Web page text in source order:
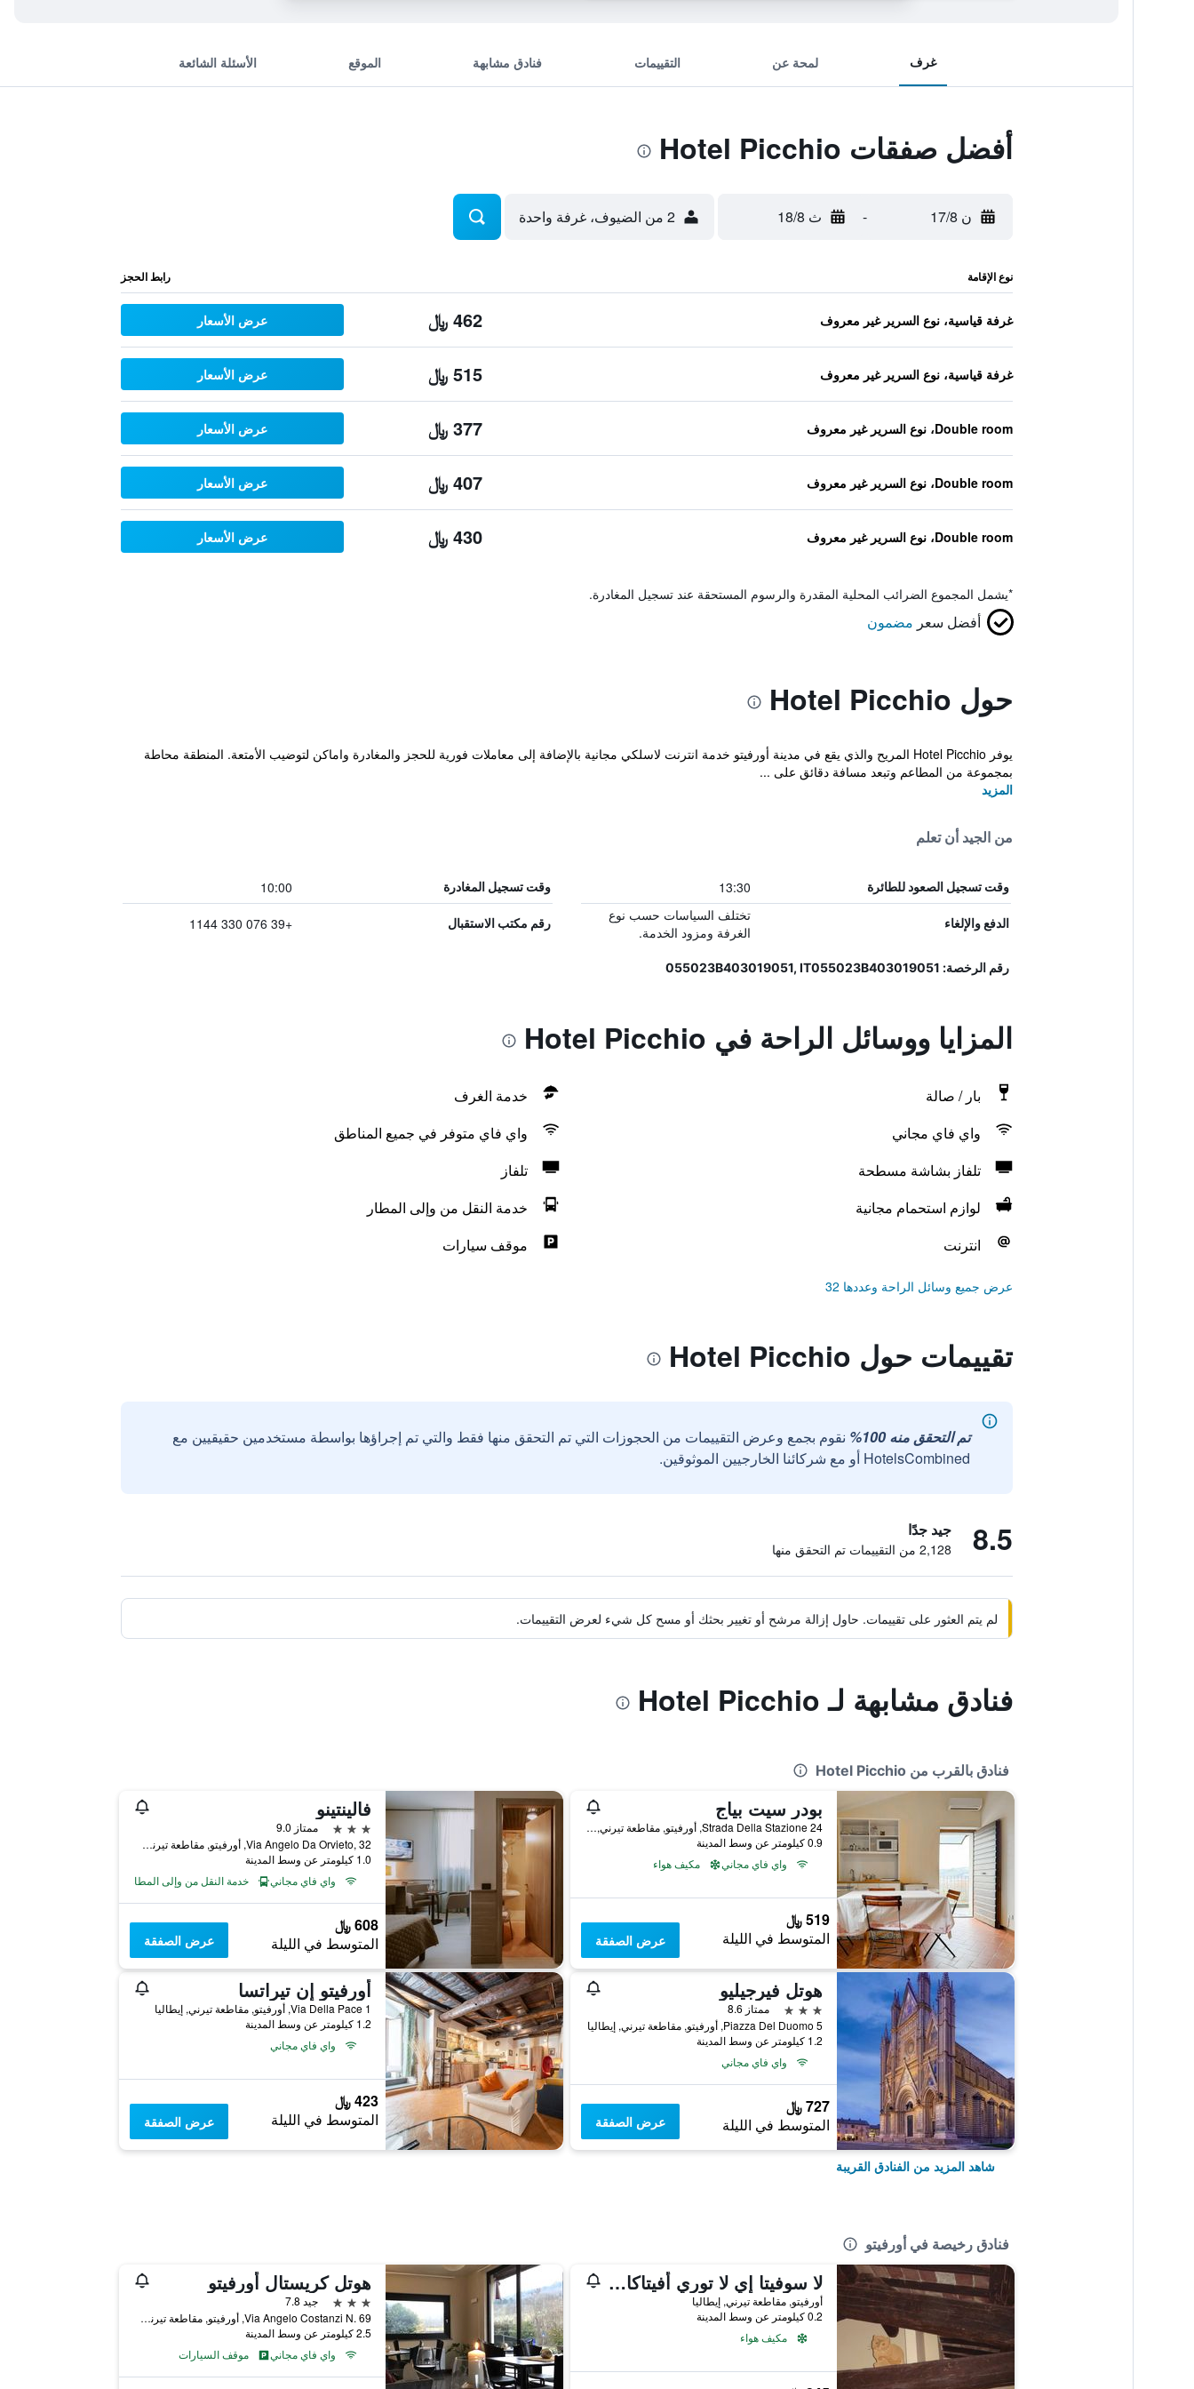
غرف لمحة عن التقييمات فنادق مشابهة الموقع الأسئلة الشائعة
أفضل صفقات Hotel Picchio
ن 17/8 - ث 18/8 2 من الضيوف، غرفة واحدة
نوع الإقامة رابط الحجز
غرفة قياسية، نوع السرير غير معروف 462 ﷼ عرض الأسعار
غرفة قياسية، نوع السرير غير معروف 515 ﷼ عرض الأسعار
Double room، نوع السرير غير معروف 377 ﷼ عرض الأسعار
Double room، نوع السرير غير معروف 407 ﷼ عرض الأسعار
Double room، نوع السرير غير معروف 430 ﷼ عرض الأسعار
*يشمل المجموع الضرائب المحلية المقدرة والرسوم المستحقة عند تسجيل المغادرة.
أفضل سعر مضمون
حول Hotel Picchio
يوفر Hotel Picchio المريح والذي يقع في مدينة أورفيتو خدمة انترنت لاسلكي مجانية بالإضافة إلى معاملات فورية للحجز والمغادرة واماكن لتوضيب الأمتعة. المنطقة محاطة
بمجموعة من المطاعم وتبعد مسافة دقائق على ...
المزيد
من الجيد أن تعلم
وقت تسجيل الصعود للطائرة 13:30 وقت تسجيل المغادرة 10:00
الدفع والإلغاء
تختلف السياسات حسب نوع
الغرفة ومزود الخدمة.
رقم مكتب الاستقبال +39 076 330 1144
رقم الرخصة: 055023B403019051, IT055023B403019051
المزايا ووسائل الراحة في Hotel Picchio
بار / صالة
خدمة الغرف
واي فاي مجاني
واي فاي متوفر في جميع المناطق
تلفاز بشاشة مسطحة
تلفاز
لوازم استحمام مجانية
خدمة النقل من وإلى المطار
انترنت
موقف سيارات
عرض جميع وسائل الراحة وعددها 32
تقييمات حول Hotel Picchio
تم التحقق منه 100%
نقوم بجمع وعرض التقييمات من الحجوزات التي تم التحقق منها فقط والتي تم إجراؤها بواسطة مستخدمين حقيقيين مع
HotelsCombined أو مع شركائنا الخارجيين الموثوقين.
8.5 جيد جدًا
2,128 من التقييمات تم التحقق منها
لم يتم العثور على تقييمات. حاول إزالة مرشح أو تغيير بحثك أو مسح كل شيء لعرض التقييمات.
فنادق مشابهة لـ Hotel Picchio
فنادق بالقرب من Hotel Picchio
بودر سيت بياج
Strada Della Stazione 24, أورفيتو, مقاطعة تيرني, إيطاليا
0.9 كيلومتر عن وسط المدينة
واي فاي مجاني
مكيف هواء
519 ﷼
المتوسط في الليلة عرض الصفقة
فالينتينو
3 نجوم
ممتاز 9.0
Via Angelo Da Orvieto, 32, أورفيتو, مقاطعة تيرني, إيطاليا
1.0 كيلومتر عن وسط المدينة
واي فاي مجاني
خدمة النقل من وإلى المطار
608 ﷼
المتوسط في الليلة عرض الصفقة
هوتل فيرجيليو
3 نجوم
ممتاز 8.6
Piazza Del Duomo 5, أورفيتو, مقاطعة تيرني, إيطاليا
1.2 كيلومتر عن وسط المدينة
واي فاي مجاني
727 ﷼
المتوسط في الليلة عرض الصفقة
أورفيتو إن تيراتسا
Via Della Pace 1, أورفيتو, مقاطعة تيرني, إيطاليا
1.2 كيلومتر عن وسط المدينة
واي فاي مجاني
423 ﷼
المتوسط في الليلة عرض الصفقة
شاهد المزيد من الفنادق القريبة
فنادق رخيصة في أورفيتو
لا سوفيتا إي لا توري أفيتاكاميري
أورفيتو, مقاطعة تيرني, إيطاليا
0.2 كيلومتر عن وسط المدينة
مكيف هواء
هوتل كريستال أورفيتو
3 نجوم
جيد 7.8
Via Angelo Costanzi N. 69, أورفيتو, مقاطعة تيرني, إيطاليا
2.5 كيلومتر عن وسط المدينة
واي فاي مجاني
موقف السيارات